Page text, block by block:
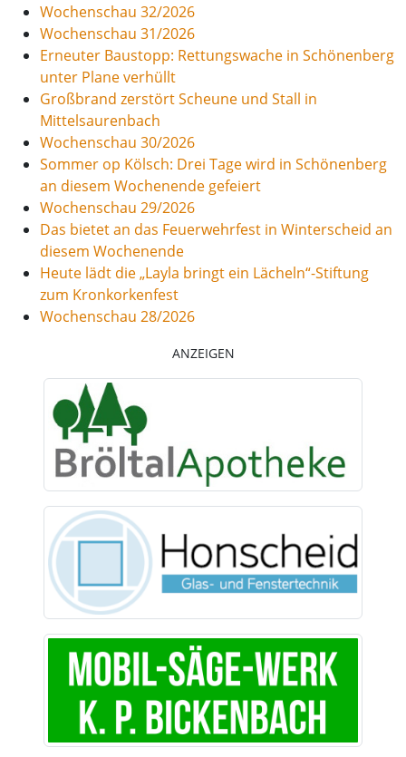
Wochenschau 32/2026
Wochenschau 31/2026
Erneuter Baustopp: Rettungswache in Schönenberg
unter Plane verhüllt
Großbrand zerstört Scheune und Stall in
Mittelsaurenbach
Wochenschau 30/2026
Sommer op Kölsch: Drei Tage wird in Schönenberg
an diesem Wochenende gefeiert
Wochenschau 29/2026
Das bietet an das Feuerwehrfest in Winterscheid an
diesem Wochenende
Heute lädt die „Layla bringt ein Lächeln“-Stiftung
zum Kronkorkenfest
Wochenschau 28/2026
ANZEIGEN